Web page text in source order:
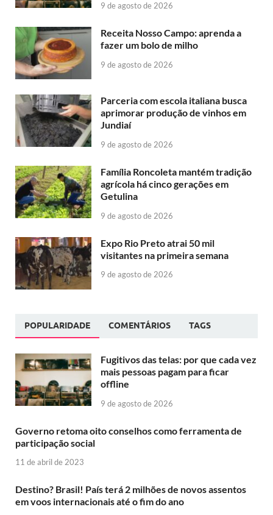
9 de agosto de 2026
Receita Nosso Campo: aprenda a
fazer um bolo de milho
9 de agosto de 2026
Parceria com escola italiana busca
aprimorar produção de vinhos em
Jundiaí
9 de agosto de 2026
Família Roncoleta mantém tradição
agrícola há cinco gerações em
Getulina
9 de agosto de 2026
Expo Rio Preto atrai 50 mil
visitantes na primeira semana
9 de agosto de 2026
POPULARIDADE COMENTÁRIOS TAGS
Fugitivos das telas: por que cada vez
mais pessoas pagam para ficar
offline
9 de agosto de 2026
Governo retoma oito conselhos como ferramenta de
participação social
11 de abril de 2023
Destino? Brasil! País terá 2 milhões de novos assentos
em voos internacionais até o fim do ano